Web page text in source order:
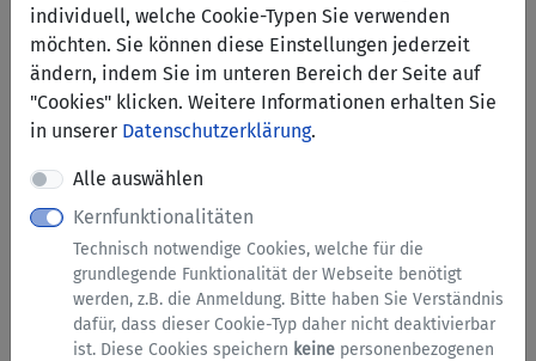
individuell, welche Cookie-Typen Sie verwenden
möchten. Sie können diese Einstellungen jederzeit
ändern, indem Sie im unteren Bereich der Seite auf
"Cookies" klicken. Weitere Informationen erhalten Sie
in unserer Datenschutzerklärung.
Alle auswählen
Kernfunktionalitäten
Technisch notwendige Cookies, welche für die
grundlegende Funktionalität der Webseite benötigt
werden, z.B. die Anmeldung. Bitte haben Sie Verständnis
dafür, dass dieser Cookie-Typ daher nicht deaktivierbar
ist. Diese Cookies speichern keine personenbezogenen
Erklärung zur Barrierefreiheit
Erklärung zur Barrierefreiheit
für diese Internetseite
Wir haben den Anspruch, unsere Internetseiten
barrierefrei zugänglich zu machen und zu erhalten.
Rechtsgrundlagen hierzu sind die nationalen
Rechtsvorschiften zur Umsetzung der Richtlinie (EU)
2016/2102 des Europäischen Parlaments. Die folgende
Erklärung zur Barrierefreiheit gilt für diese Internetseite
und ihre Unterkapitel.